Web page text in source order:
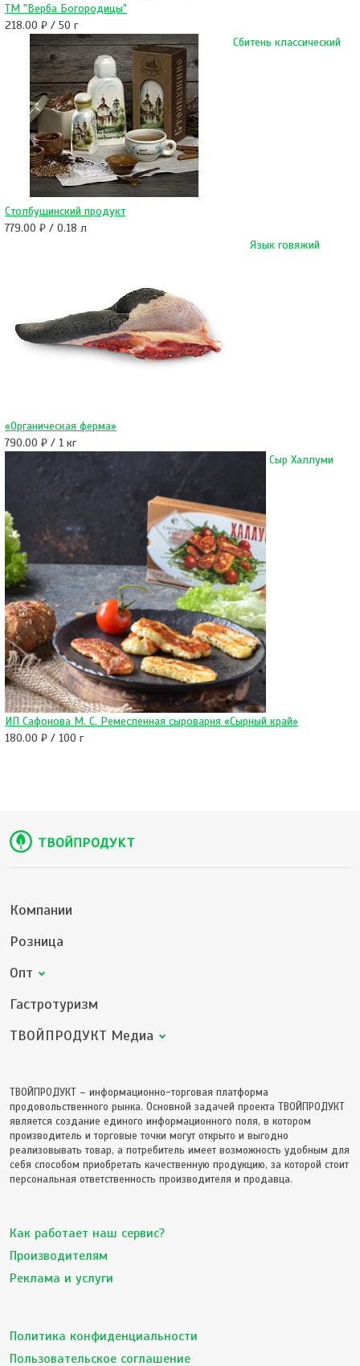
ТМ "Верба Богородицы"
218.00 ₽ / 50 г
Сбитень классический
Столбушинский продукт
779.00 ₽ / 0.18 л
Язык говяжий
«Органическая ферма»
790.00 ₽ / 1 кг
Сыр Халлуми
ИП Сафонова М. С. Ремесленная сыроварня «Сырный край»
180.00 ₽ / 100 г
Компании
Розница
Опт
Гастротуризм
ТВОЙПРОДУКТ Медиа
ТВОЙПРОДУКТ – информационно-торговая платформа
продовольственного рынка. Основной задачей проекта ТВОЙПРОДУКТ
является создание единого информационного поля, в котором
производитель и торговые точки могут открыто и выгодно
реализовывать товар, а потребитель имеет возможность удобным для
себя способом приобретать качественную продукцию, за которой стоит
персональная ответственность производителя и продавца.
Как работает наш сервис?
Производителям
Реклама и услуги
Политика конфиденциальности
Пользовательское соглашение